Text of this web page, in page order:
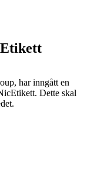
har inngått en
Dette skal